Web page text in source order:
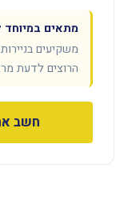
מתאים במיוחד
הרוצים לדעת
חשב